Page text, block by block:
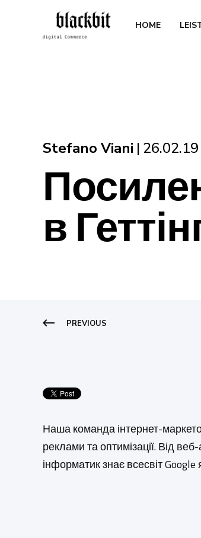
HOME
Stefano Viani 26.02.19
в
PREVIOUS
Наша команда інтернет-
реклами та оптимізації.Від веб-
інформатик знає всесвіт Google